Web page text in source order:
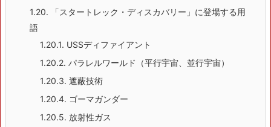
1.20. 「スタートレック・ディスカバリー」に登場する用
語
1.20.1. USSディファイアント
1.20.2. パラレルワールド（平行宇宙、並行宇宙）
1.20.3. 遮蔽技術
1.20.4. ゴーマガンダー
1.20.5. 放射性ガス